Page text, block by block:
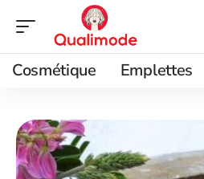
Cosmétique Emplettes